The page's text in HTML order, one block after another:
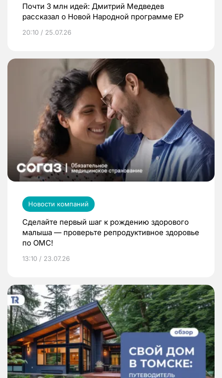
Почти 3 млн идей: Дмитрий Медведев
рассказал о Новой Народной программе ЕР
20:10 / 25.07.26
Новости компаний
Сделайте первый шаг к рождению здорового
малыша — проверьте репродуктивное здоровье
по ОМС!
13:10 / 23.07.26